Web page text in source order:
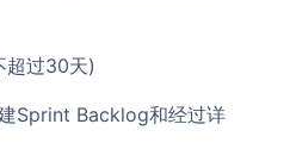
超过30天)
Sprint Backlog和经过详